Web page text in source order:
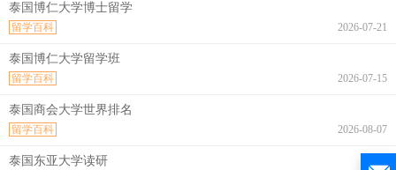
泰国博仁大学博士留学
2026-07-21
留学百科
泰国博仁大学留学班
2026-07-15
留学百科
泰国商会大学世界排名
2026-08-07
留学百科
泰国东亚大学读研